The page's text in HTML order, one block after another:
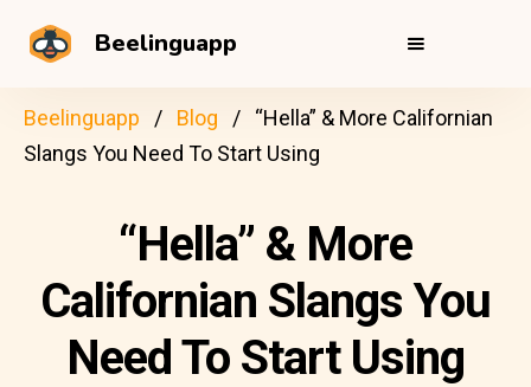
Beelinguapp
Beelinguapp Blog
“Hella” & More Californian
Slangs You Need To Start Using
“Hella” & More
Californian Slangs You
Need To Start Using